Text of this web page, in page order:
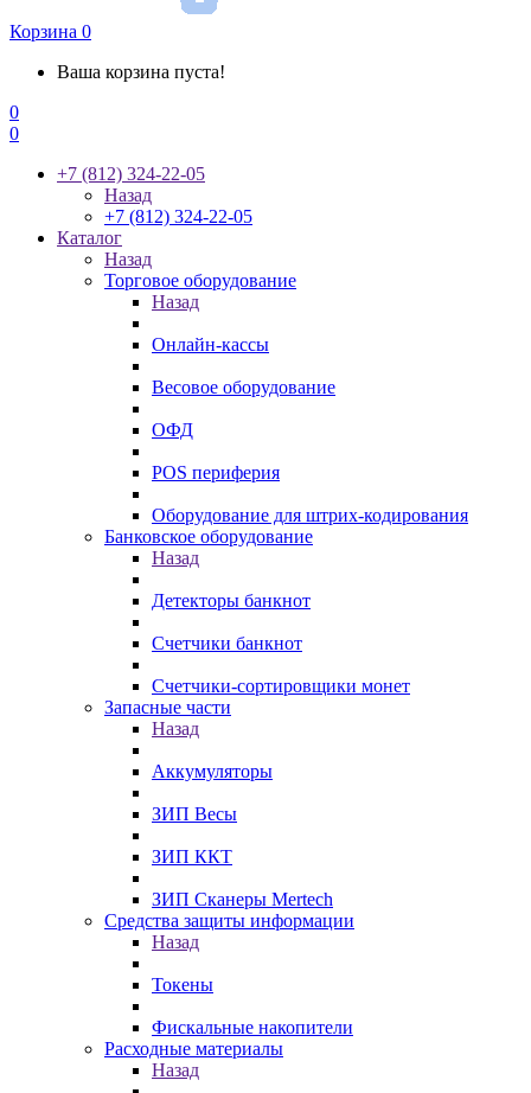
Корзина 0
Ваша корзина пуста!
0
0
+7 (812) 324-22-05
Назад
+7 (812) 324-22-05
Каталог
Назад
Торговое оборудование
Назад
Онлайн-кассы
Весовое оборудование
ОФД
POS периферия
Оборудование для штрих-кодирования
Банковское оборудование
Назад
Детекторы банкнот
Счетчики банкнот
Счетчики-сортировщики монет
Запасные части
Назад
Аккумуляторы
ЗИП Весы
ЗИП ККТ
ЗИП Сканеры Mertech
Средства защиты информации
Назад
Токены
Фискальные накопители
Расходные материалы
Назад